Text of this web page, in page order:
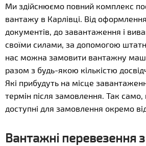
Ми здійснюємо повний комплекс
вантажу в Карлівці. Від
документів, до завантаження і
своїми силами, за допомогою
нас можна замовити вантажну
разом з будь-якою кількістю
Які прибудуть на місце
термін після замовлення. Так
доступні для замовлення окремо
Вантажні перевезення